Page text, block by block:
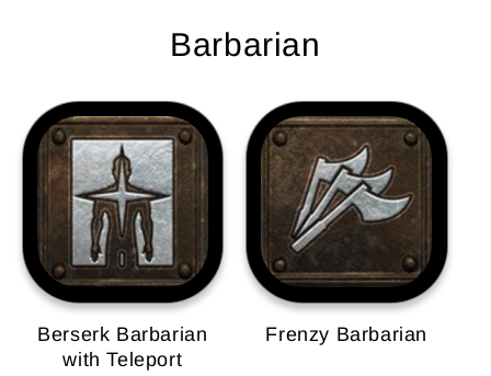
Barbarian
Berserk Barbarian
with Teleport
Frenzy Barbarian